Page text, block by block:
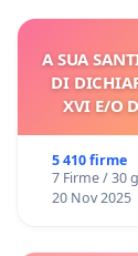
A SUA
DI
XVI E/O
5 410 firme
7 Firme / 30
20 Nov 2025